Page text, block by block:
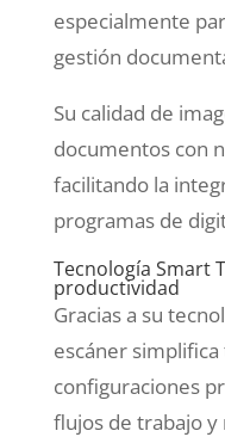
especialmente
gestión
Su calidad de
documentos con
facilitando la
programas de
Tecnología Smart
productividad
Gracias a su
escáner
configuraciones
flujos de trabajo